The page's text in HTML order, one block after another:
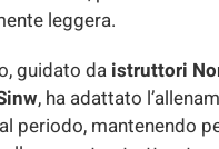
leggera.
guidato daistruttori
, ha adattato
periodo, mantenendo